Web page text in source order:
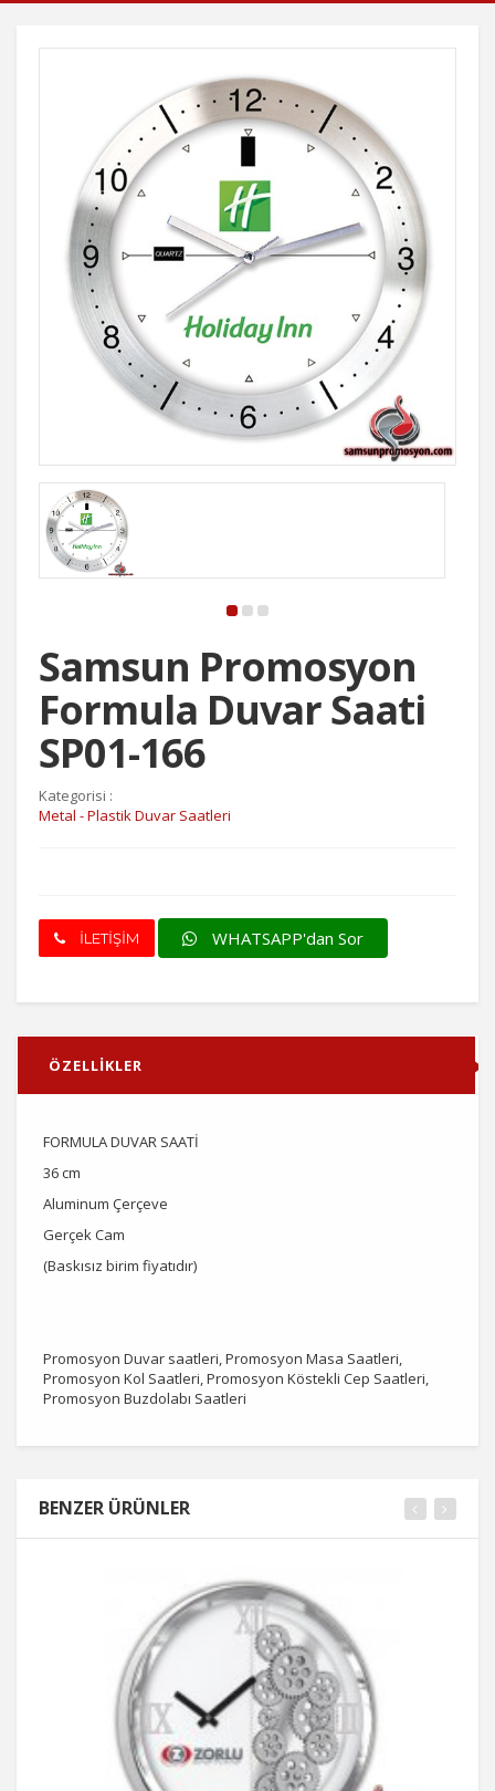
Samsun Promosyon
Formula Duvar Saati
SP01-166
Kategorisi :
Metal - Plastik Duvar Saatleri
İLETİŞİM WHATSAPP'dan Sor
ÖZELLİKLER
FORMULA DUVAR SAATİ
36 cm
Aluminum Çerçeve
Gerçek Cam
(Baskısız birim fiyatıdır)
Promosyon Duvar saatleri, Promosyon Masa Saatleri,
Promosyon Kol Saatleri, Promosyon Köstekli Cep Saatleri,
Promosyon Buzdolabı Saatleri
BENZER ÜRÜNLER